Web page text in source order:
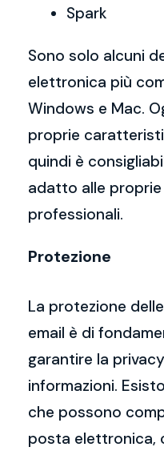
Spark
Sono solo alcuni
elettronica più
Windows e Mac.
proprie
quindi è
adatto alle
professionali.
Protezione
La protezione
email è di
garantire la
informazioni.
che possono
posta elettronica,